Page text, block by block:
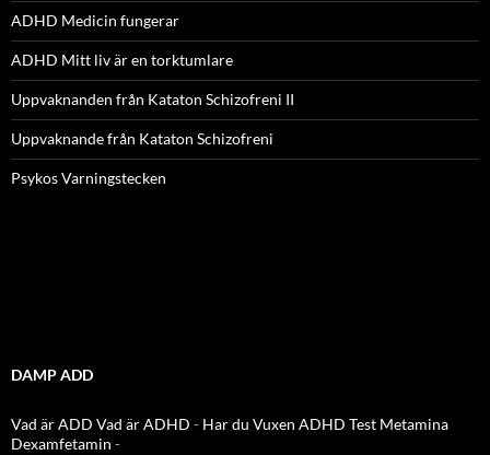
ADHD Medicin fungerar
ADHD Mitt liv är en torktumlare
Uppvaknanden från Kataton Schizofreni II
Uppvaknande från Kataton Schizofreni
Psykos Varningstecken
DAMP ADD
Vad är ADD Vad är ADHD - Har du Vuxen ADHD Test Metamina
Dexamfetamin -